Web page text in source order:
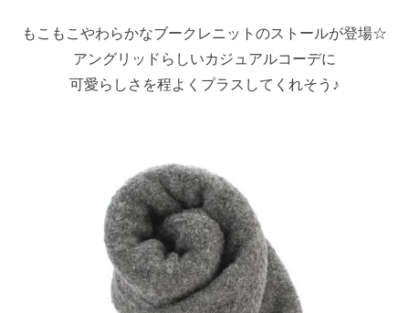
もこもこやわらかなブークレニットのストールが登場☆
アングリッドらしいカジュアルコーデに
可愛らしさを程よくプラスしてくれそう♪